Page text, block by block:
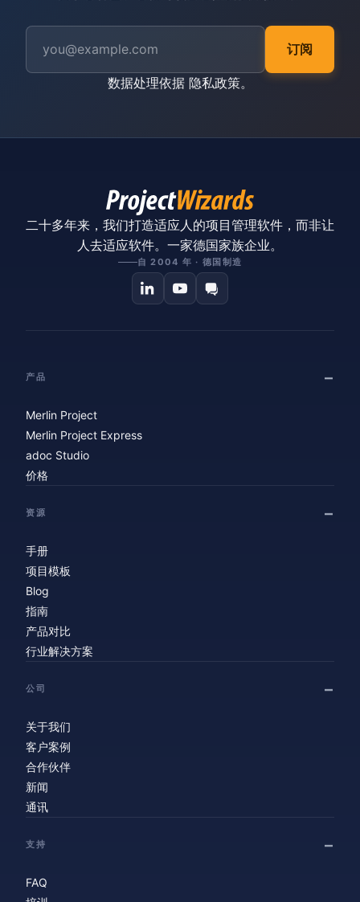
订阅
数据处理依据 隐私政策。
二十多年来，我们打造适应人的项目管理软件，而非让
人去适应软件。一家德国家族企业。
自 2004 年 · 德国制造
产品
Merlin Project
Merlin Project Express
adoc Studio
价格
资源
手册
项目模板
Blog
指南
产品对比
行业解决方案
公司
关于我们
客户案例
合作伙伴
新闻
通讯
支持
FAQ